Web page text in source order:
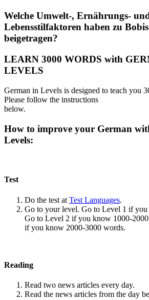
Welche Umwelt-, Ernährungs-
Lebensstilfaktoren haben zu
beigetragen?
LEARN 3000 WORDS with
LEVELS
German in Levels is designed to teach you
Please follow the instructions
below.
How to improve your German
Levels:
Test
Do the test at Test Languages.
Go to your level. Go to Level 1 if
Go to Level 2 if you know 1000-
if you know 2000-3000 words.
Reading
Read two news articles every day.
Read the news articles from the day